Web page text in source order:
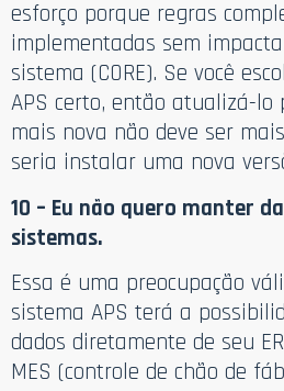
esforço porque regras
implementadas sem
sistema (CORE). Se você
APS certo, então atualizá-lo
mais nova não deve ser
seria instalar uma nova
10 – Eu não quero manter
sistemas.
Essa é uma preocupação
sistema APS terá a
dados diretamente de seu
MES (controle de chão de